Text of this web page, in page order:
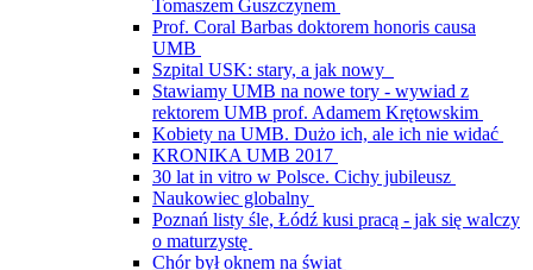
Tomaszem Guszczynem
Prof. Coral Barbas doktorem honoris causa
UMB
Szpital USK: stary, a jak nowy
Stawiamy UMB na nowe tory - wywiad z
rektorem UMB prof. Adamem Krętowskim
Kobiety na UMB. Dużo ich, ale ich nie widać
KRONIKA UMB 2017
30 lat in vitro w Polsce. Cichy jubileusz
Naukowiec globalny
Poznań listy śle, Łódź kusi pracą - jak się walczy
o maturzystę
Chór był oknem na świat